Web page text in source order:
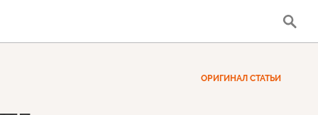
ОРИГИНАЛ СТАТЬИ